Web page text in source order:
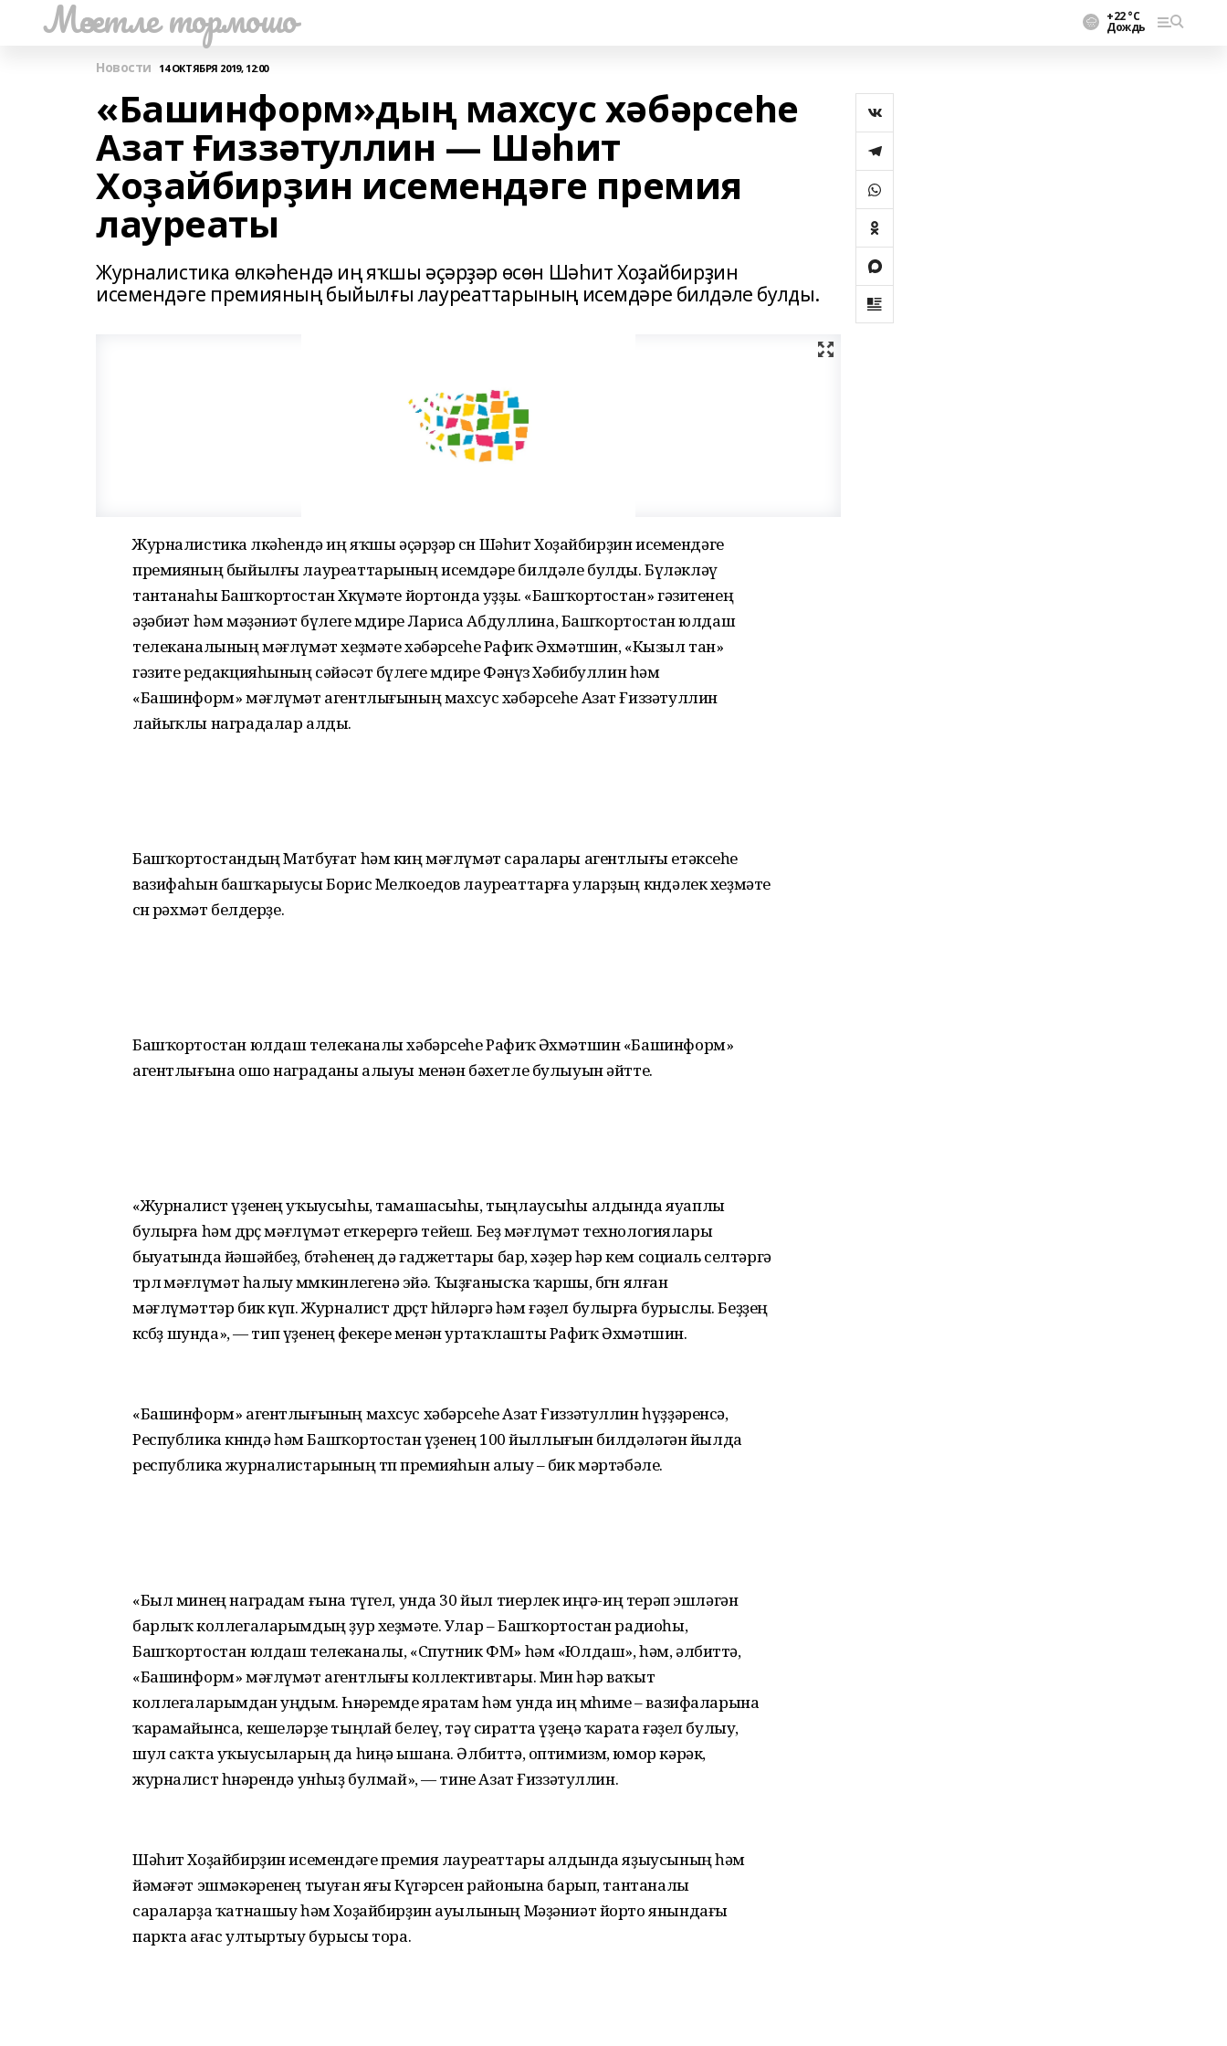
Мәсетле тормошо +22 °С
Дождь
Новости 14 ОКТЯБРЯ 2019, 12:00
«Башинформ»дың махсус хәбәрсеһе
Азат Ғиззәтуллин — Шәһит
Хоҙайбирҙин исемендәге премия
лауреаты
Журналистика өлкәһендә иң яҡшы әҫәрҙәр өсөн Шәһит Хоҙайбирҙин
исемендәге премияның быйылғы лауреаттарының исемдәре билдәле булды.
Журналистика өлкәһендә иң яҡшы әҫәрҙәр өсөн Шәһит Хоҙайбирҙин исемендәге
премияның быйылғы лауреаттарының исемдәре билдәле булды. Бүләкләү
тантанаһы Башҡортостан Хөкүмәте йортонда уҙҙы. «Башҡортостан» гәзитенең
әҙәбиәт һәм мәҙәниәт бүлеге мөдире Лариса Абдуллина, Башҡортостан юлдаш
телеканалының мәғлүмәт хеҙмәте хәбәрсеһе Рафиҡ Әхмәтшин, «Кызыл тан»
гәзите редакцияһының сәйәсәт бүлеге мөдире Фәнүз Хәбибуллин һәм
«Башинформ» мәғлүмәт агентлығының махсус хәбәрсеһе Азат Ғиззәтуллин
лайыҡлы наградалар алды.
Башҡортостандың Матбуғат һәм киң мәғлүмәт саралары агентлығы етәксеһе
вазифаһын башҡарыусы Борис Мелкоедов лауреаттарға уларҙың көндәлек хеҙмәте
өсөн рәхмәт белдерҙе.
Башҡортостан юлдаш телеканалы хәбәрсеһе Рафиҡ Әхмәтшин «Башинформ»
агентлығына ошо награданы алыуы менән бәхетле булыуын әйтте.
«Журналист үҙенең уҡыусыһы, тамашасыһы, тыңлаусыһы алдында яуаплы
булырға һәм дөрөҫ мәғлүмәт еткерергә тейеш. Беҙ мәғлүмәт технологиялары
быуатында йәшәйбеҙ, бөтәһенең дә гаджеттары бар, хәҙер һәр кем социаль селтәргә
төрлө мәғлүмәт һалыу мөмкинлегенә эйә. Ҡыҙғанысҡа ҡаршы, бөгөн ялған
мәғлүмәттәр бик күп. Журналист дөрөҫтө һөйләргә һәм ғәҙел булырға бурыслы. Беҙҙең
көсөбөҙ шунда», — тип үҙенең фекере менән уртаҡлашты Рафиҡ Әхмәтшин.
«Башинформ» агентлығының махсус хәбәрсеһе Азат Ғиззәтуллин һүҙҙәренсә,
Республика көнөндә һәм Башҡортостан үҙенең 100 йыллығын билдәләгән йылда
республика журналистарының төп премияһын алыу – бик мәртәбәле.
«Был минең наградам ғына түгел, унда 30 йыл тиерлек иңгә-иң терәп эшләгән
барлыҡ коллегаларымдың ҙур хеҙмәте. Улар – Башҡортостан радиоһы,
Башҡортостан юлдаш телеканалы, «Спутник ФМ» һәм «Юлдаш», һәм, әлбиттә,
«Башинформ» мәғлүмәт агентлығы коллективтары. Мин һәр ваҡыт
коллегаларымдан уңдым. Һөнәремде яратам һәм унда иң мөһиме – вазифаларына
ҡарамайынса, кешеләрҙе тыңлай белеү, тәү сиратта үҙеңә ҡарата ғәҙел булыу,
шул саҡта уҡыусыларың да һиңә ышана. Әлбиттә, оптимизм, юмор кәрәк,
журналист һөнәрендә унһыҙ булмай», — тине Азат Ғиззәтуллин.
Шәһит Хоҙайбирҙин исемендәге премия лауреаттары алдында яҙыусының һәм
йәмәғәт эшмәкәренең тыуған яғы Күгәрсен районына барып, тантаналы
сараларҙа ҡатнашыу һәм Хоҙайбирҙин ауылының Мәҙәниәт йорто янындағы
паркта ағас ултыртыу бурысы тора.